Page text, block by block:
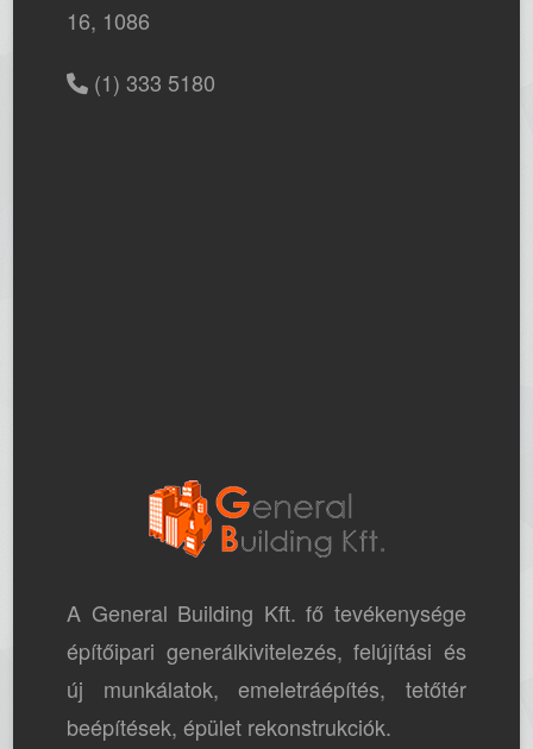
16, 1086
(1) 333 5180
A General Building Kft. fő tevékenysége
építőipari generálkivitelezés, felújítási és
új munkálatok, emeletráépítés, tetőtér
beépítések, épület rekonstrukciók.